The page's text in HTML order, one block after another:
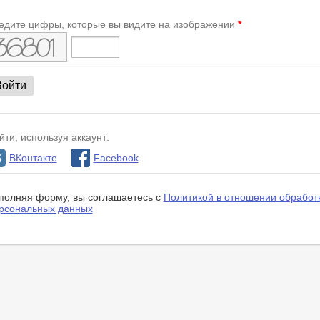
цифры, которые вы видите на изображении *
используя аккаунт:
ВКонтакте
Facebook
форму, вы соглашаетесь с Политикой в отношении
данных